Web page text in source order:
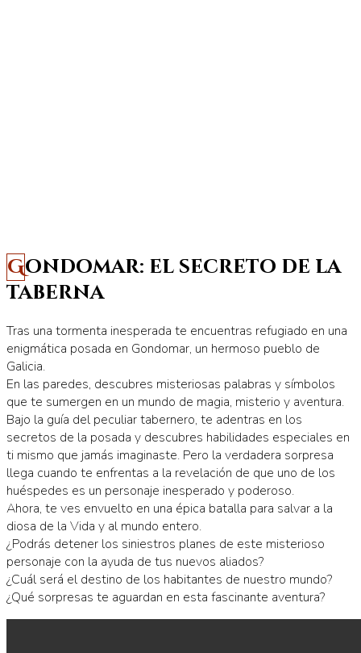
Gondomar: el secreto de la
taberna
Tras una tormenta inesperada te encuentras refugiado en una
enigmática posada en Gondomar, un hermoso pueblo de
Galicia.
En las paredes, descubres misteriosas palabras y símbolos
que te sumergen en un mundo de magia, misterio y aventura.
Bajo la guía del peculiar tabernero, te adentras en los
secretos de la posada y descubres habilidades especiales en
ti mismo que jamás imaginaste. Pero la verdadera sorpresa
llega cuando te enfrentas a la revelación de que uno de los
huéspedes es un personaje inesperado y poderoso.
Ahora, te ves envuelto en una épica batalla para salvar a la
diosa de la Vida y al mundo entero.
¿Podrás detener los siniestros planes de este misterioso
personaje con la ayuda de tus nuevos aliados?
¿Cuál será el destino de los habitantes de nuestro mundo?
¿Qué sorpresas te aguardan en esta fascinante aventura?